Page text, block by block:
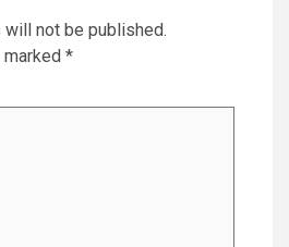
will not be published.
*